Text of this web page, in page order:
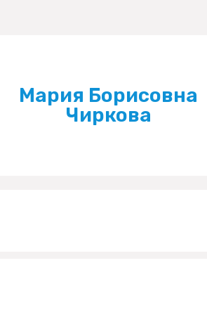
Мария Борисовна
Чиркова